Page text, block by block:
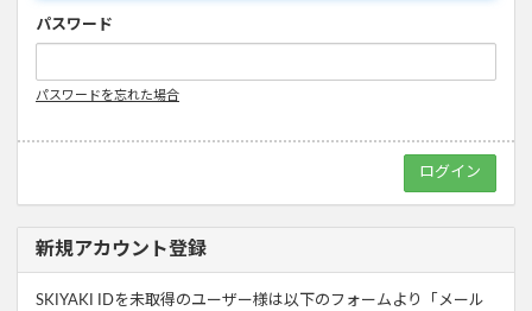
パスワード
パスワードを忘れた場合
新規アカウント登録
SKIYAKI IDを未取得のユーザー様は以下のフォームより「メール